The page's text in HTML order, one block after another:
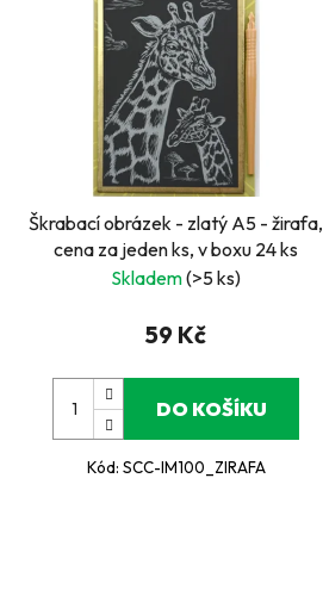
Škrabací obrázek - zlatý A5 - žirafa,
cena za jeden ks, v boxu 24 ks
Skladem(>5 ks)
59 Kč
DO KOŠÍKU
Kód: SCC-IM100_ZIRAFA